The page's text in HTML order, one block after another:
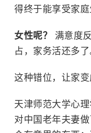
得终于能享受家庭
女性呢？ 满意度
占，家务活还多了
这种错位，让家变
天津师范大学心
对中国老年夫妻